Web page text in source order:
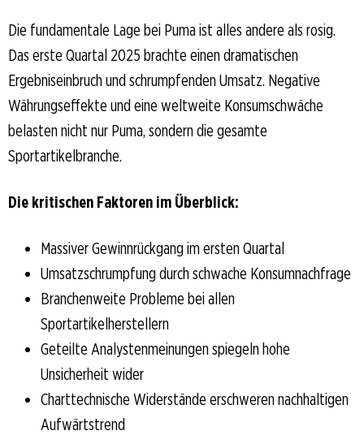
Die fundamentale Lage bei Puma ist alles andere als rosig.
Das erste Quartal 2025 brachte einen dramatischen
Ergebniseinbruch und schrumpfenden Umsatz. Negative
Währungseffekte und eine weltweite Konsumschwäche
belasten nicht nur Puma, sondern die gesamte
Sportartikelbranche.
Die kritischen Faktoren im Überblick:
Massiver Gewinnrückgang im ersten Quartal
Umsatzschrumpfung durch schwache Konsumnachfrage
Branchenweite Probleme bei allen
Sportartikelherstellern
Geteilte Analystenmeinungen spiegeln hohe
Unsicherheit wider
Charttechnische Widerstände erschweren nachhaltigen
Aufwärtstrend